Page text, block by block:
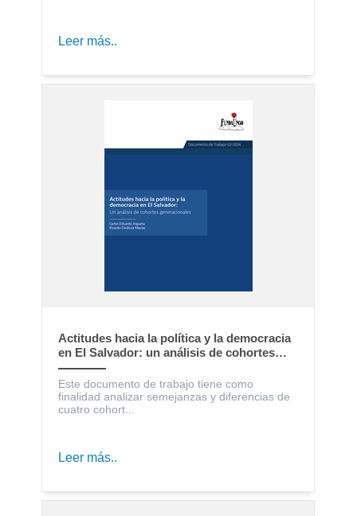
Leer más..
Actitudes hacia la política y la democracia
en El Salvador: un análisis de cohortes
generacionales
Este documento de trabajo tiene como
finalidad analizar semejanzas y diferencias de
cuatro cohort...
Leer más..